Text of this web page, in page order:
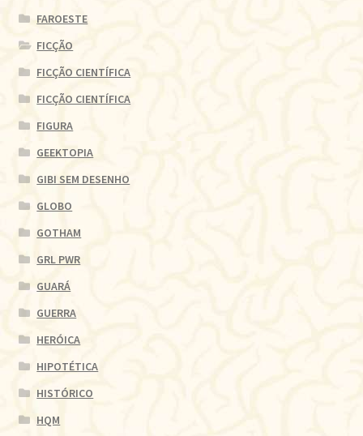
FAROESTE
FICÇÃO
FICÇÃO CIENTÍFICA
FICÇÃO CIENTÍFICA
FIGURA
GEEKTOPIA
GIBI SEM DESENHO
GLOBO
GOTHAM
GRL PWR
GUARÁ
GUERRA
HERÓICA
HIPOTÉTICA
HISTÓRICO
HQM